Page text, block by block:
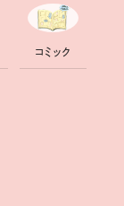
コ ミ ック